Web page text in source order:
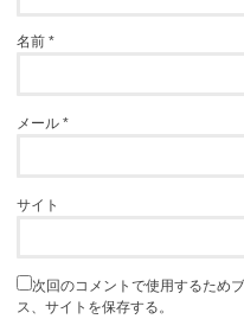
名前*
メール*
サイト
次回のコメントで使用するため
ス、サイトを保存する。